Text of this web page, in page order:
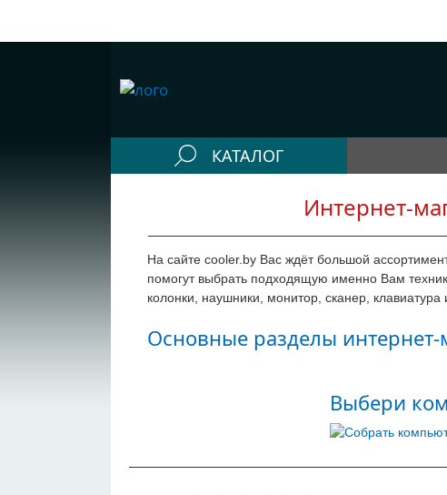
КАТАЛОГ
Компьютеры
Системные блоки
Рабочие станции
Моноблоки
Интернет-
На сайте cooler.by Вас ждёт большой
помогут выбрать подходящую именно Вам
колонки, наушники, монитор, сканер,
Основные разделы
Выбери